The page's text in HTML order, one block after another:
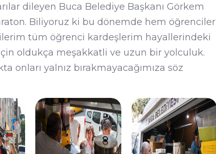
dileyen Buca Belediye Başkanı Görkem
Biliyoruz ki bu dönemde hem öğrenciler
tüm öğrenci kardeşlerim hayallerindeki
oldukça meşakkatli ve uzun bir yolculuk.
onları yalnız bırakmayacağımıza söz